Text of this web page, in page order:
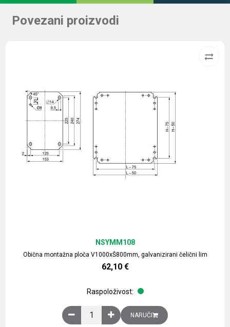
Povezani proizvodi
Obična montažna ploča V1000xŠ800mm, galvanizirani čelični lim
NSYMM108
62,10 €
Raspoloživost:
Obična montažna ploča V1000xŠ800mm,
NARUČI